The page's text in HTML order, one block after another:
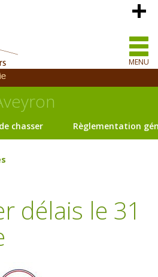
MENU
chasser Règlementation
délais le 31